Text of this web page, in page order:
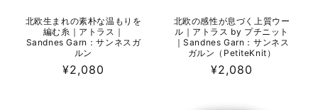
北欧生まれの素朴な温もりを
編む糸｜アトラス｜
Sandnes Garn：サンネスガ
ルン
通
¥2,080
北欧の感性が息づく上質ウー
ル｜アトラス by プチニット
｜Sandnes Garn：サンネス
ガルン（PetiteKnit）
通
¥2,080